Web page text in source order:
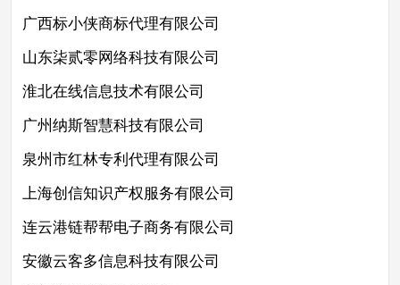
广西标小侠商标代理有限公司
山东柒贰零网络科技有限公司
淮北在线信息技术有限公司
广州纳斯智慧科技有限公司
泉州市红林专利代理有限公司
上海创信知识产权服务有限公司
连云港链帮帮电子商务有限公司
安徽云客多信息科技有限公司